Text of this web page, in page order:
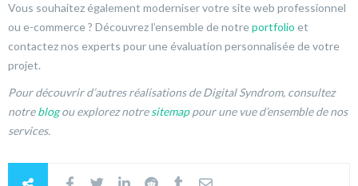
Vous souhaitez également moderniser votre site web professionnel
ou e-commerce ? Découvrez l’ensemble de notreportfolio et
contactez nos experts pour une évaluation personnalisée de votre
projet.
Pour découvrir d’autres réalisations de Digital Syndrom, consultez
notreblogou explorez notresitemappour une vue d’ensemble de nos
services.